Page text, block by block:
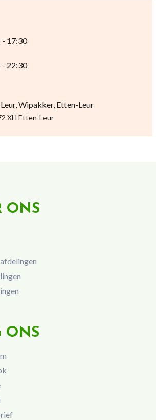
- 17:30
- 22:30
Wipakker, Etten-Leur
XH Etten-Leur
ONS
ONS